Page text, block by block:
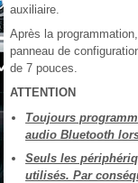
auxiliaire.
Après la
panneau de
de 7 pouces.
ATTENTION
Toujours
audio Bluetooth
Seuls les
utilisés. Par